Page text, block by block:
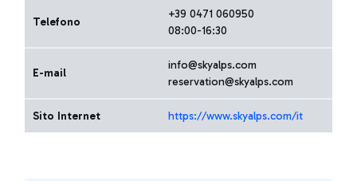
Telefono
+39 0471 060950
08:00-16:30
E-mail
info@skyalps.com
reservation@skyalps.com
Sito Internet https://www.skyalps.com/it